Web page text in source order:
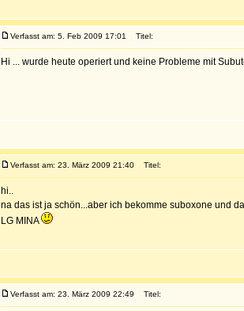
Verfasst am: 5. Feb 2009 17:01 Titel:
Hi ... wurde heute operiert und keine Probleme mit
Verfasst am: 23. März 2009 21:40 Titel:
hi..
na das ist ja schön...aber ich bekomme suboxone und
LG MINA
Verfasst am: 23. März 2009 22:49 Titel: